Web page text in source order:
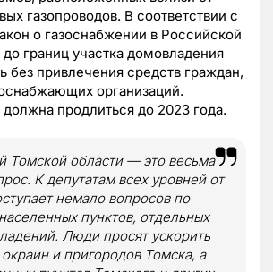
газопроводов. В соответствии с
о газоснабжении в Российской
границ участка домовладения
без привлечения средств граждан,
организаций.
продлиться до 2023 года.
Томской области — это весьма
К депутатам всех уровней от
немало вопросов по
пунктов, отдельных
Люди просят ускорить
и пригородов Томска, а